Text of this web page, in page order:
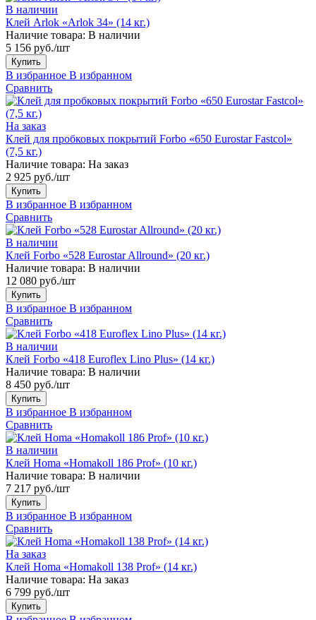
В наличии
Клей Arlok «Arlok 34» (14 кг.)
Наличие товара: В наличии
5 156 руб./шт
Купить
В избранное В избранном
Сравнить
На заказ
Клей для пробковых покрытий Forbo «650 Eurostar Fastcol»
(7,5 кг.)
Наличие товара: На заказ
2 925 руб./шт
Купить
В избранное В избранном
Сравнить
В наличии
Клей Forbo «528 Eurostar Allround» (20 кг.)
Наличие товара: В наличии
12 080 руб./шт
Купить
В избранное В избранном
Сравнить
В наличии
Клей Forbo «418 Euroflex Lino Plus» (14 кг.)
Наличие товара: В наличии
8 450 руб./шт
Купить
В избранное В избранном
Сравнить
В наличии
Клей Homa «Homakoll 186 Prof» (10 кг.)
Наличие товара: В наличии
7 217 руб./шт
Купить
В избранное В избранном
Сравнить
На заказ
Клей Homa «Homakoll 138 Prof» (14 кг.)
Наличие товара: На заказ
6 799 руб./шт
Купить